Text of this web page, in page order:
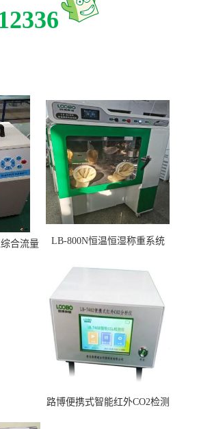
合流量
LB-800N恒温恒湿称重系统
路博便携式智能红外CO2检测